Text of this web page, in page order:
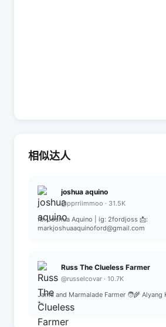
相似达人
joshua aquino
@pprriimmoo · 31.5K
fb: Joshua Aquino | ig: 2fordjoss 📩:
markjoshuaaquinoford@gmail.com
Russ The Clueless Farmer
@russelcovar · 10.7K
Jams and Marmalade Farmer 🧑‍🌾 Alyang
🐾